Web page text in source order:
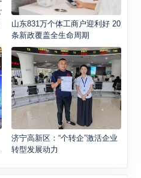
山东831万个体工商户迎利好 20
条新政覆盖全生命周期
济宁高新区：“个转企”激活企业
转型发展动力